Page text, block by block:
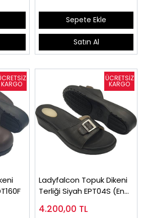
Sepete Ekle
Satın Al
Ladyfalcon Topuk Dikeni
Terliği Siyah EPT04S (En
4.200,00 TL